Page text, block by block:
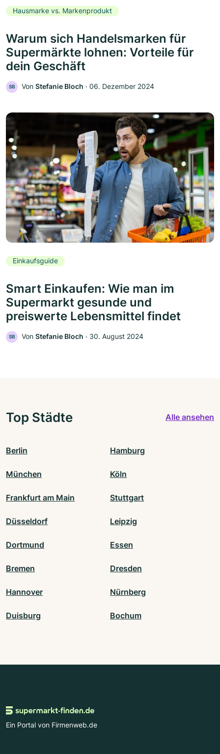
Hausmarke vs. Markenprodukt
Warum sich Handelsmarken für
Supermärkte lohnen: Vorteile für
dein Geschäft
SB Von Stefanie Bloch ‧ 06. Dezember 2024
Einkaufsguide
Smart Einkaufen: Wie man im
Supermarkt gesunde und
preiswerte Lebensmittel findet
SB Von Stefanie Bloch ‧ 30. August 2024
Top Städte Alle ansehen
Berlin Hamburg
München Köln
Frankfurt am Main Stuttgart
Düsseldorf Leipzig
Dortmund Essen
Bremen Dresden
Hannover Nürnberg
Duisburg Bochum
Ein Portal von Firmenweb.de